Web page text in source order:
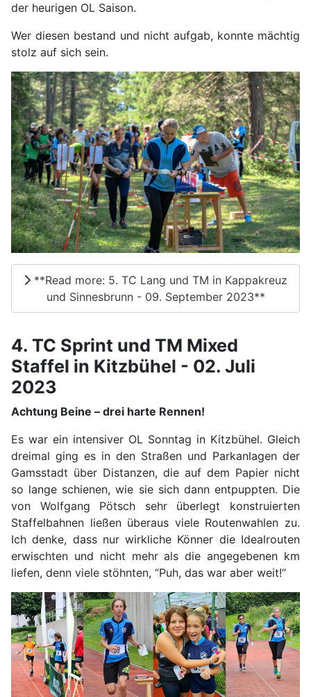
der heurigen OL Saison.
Wer diesen bestand und nicht aufgab, konnte mächtig
stolz auf sich sein.
**Read more: 5. TC Lang und TM in Kappakreuz
und Sinnesbrunn - 09. September 2023**
4. TC Sprint und TM Mixed
Staffel in Kitzbühel - 02. Juli
2023
Achtung Beine – drei harte Rennen!
Es war ein intensiver OL Sonntag in Kitzbühel. Gleich
dreimal ging es in den Straßen und Parkanlagen der
Gamsstadt über Distanzen, die auf dem Papier nicht
so lange schienen, wie sie sich dann entpuppten. Die
von Wolfgang Pötsch sehr überlegt konstruierten
Staffelbahnen ließen überaus viele Routenwahlen zu.
Ich denke, dass nur wirkliche Könner die Idealrouten
erwischten und nicht mehr als die angegebenen km
liefen, denn viele stöhnten, “Puh, das war aber weit!“